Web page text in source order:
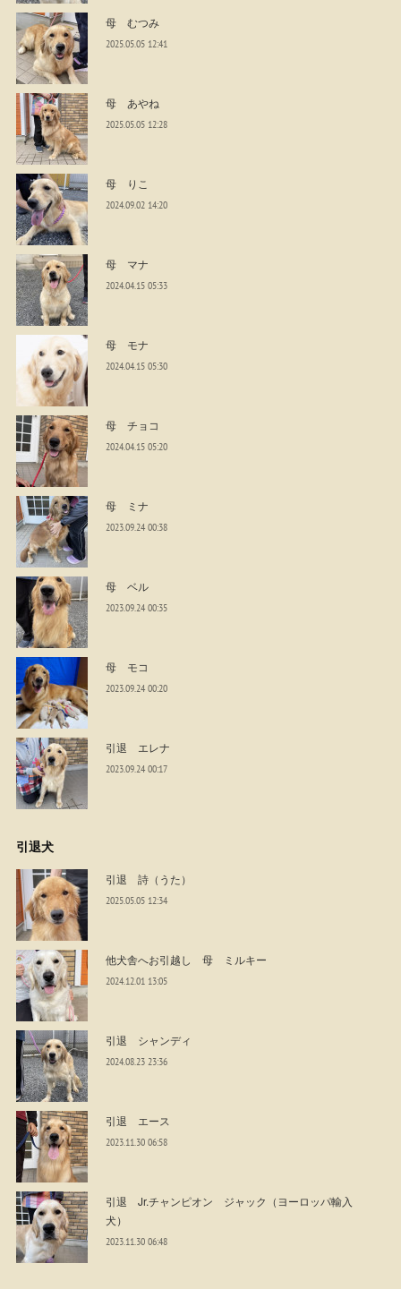
母 むつみ
2025.05.05 12:41
母 あやね
2025.05.05 12:28
母 りこ
2024.09.02 14:20
母 マナ
2024.04.15 05:33
母 モナ
2024.04.15 05:30
母 チョコ
2024.04.15 05:20
母 ミナ
2023.09.24 00:38
母 ベル
2023.09.24 00:35
母 モコ
2023.09.24 00:20
引退 エレナ
2023.09.24 00:17
引退犬
引退 詩（うた）
2025.05.05 12:34
他犬舎へお引越し 母 ミルキー
2024.12.01 13:05
引退 シャンディ
2024.08.23 23:36
引退 エース
2023.11.30 06:58
引退 Jr.チャンピオン ジャック（ヨーロッパ輸入
犬）
2023.11.30 06:48